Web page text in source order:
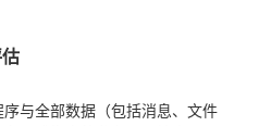
与全部数据（包括消息、文件